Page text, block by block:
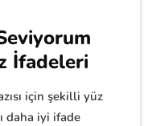
İfadeleri
için şekilli yüz
daha iyi ifade